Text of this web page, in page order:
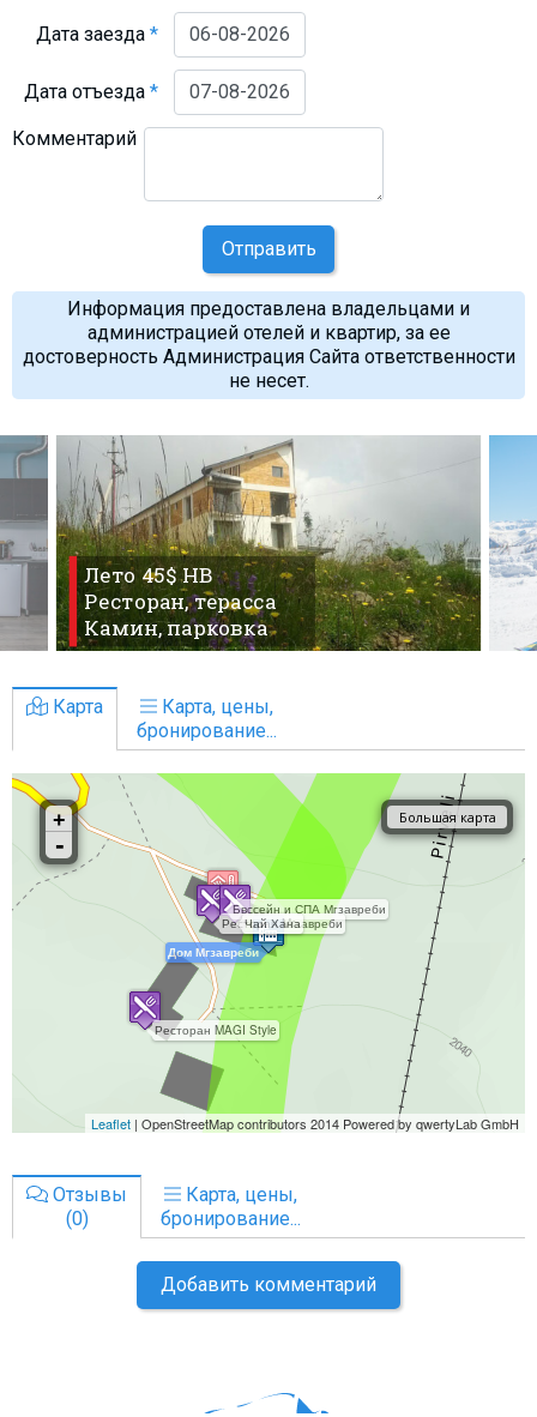
Дата заезда*
Дата отъезда*
Комментарий
Отправить
Информация предоставлена владельцами и
администрацией отелей и квартир, за ее
достоверность Администрация Сайта ответственности
не несет.
Лето 45$ HB
Ресторан, терасса
Камин, парковка
Карта
Карта, цены,
бронирование...
Отзывы
(0)
Карта, цены,
бронирование...
Добавить комментарий